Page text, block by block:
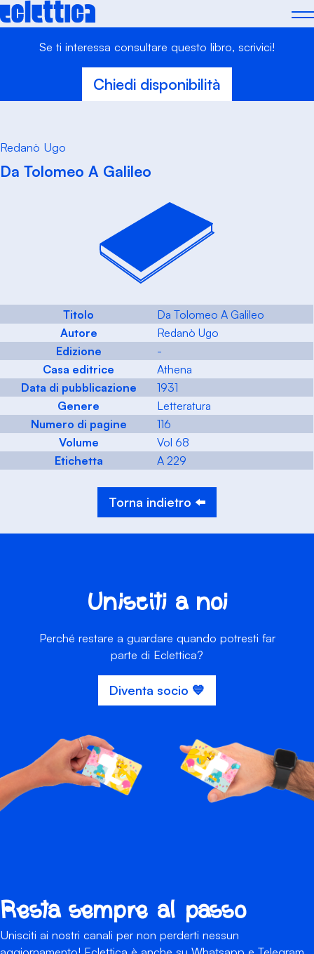
Skip
to
Se ti interessa consultare questo libro, scrivici!
Chiedi disponibilità
Redanò Ugo
Da Tolomeo A Galileo
Titolo
Da Tolomeo A Galileo
Autore
Redanò Ugo
Edizione
-
Casa editrice
Athena
Data di pubblicazione
1931
Genere
Letteratura
Numero di pagine
116
Volume
Vol 68
Etichetta
A 229
Torna indietro ⬅️
Unisciti a noi
Perché restare a guardare quando potresti far
parte di Eclettica?
Diventa socio 💙
Resta sempre al passo
Unisciti ai nostri canali per non perderti nessun